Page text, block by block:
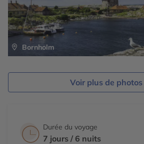
Bornholm
Voir plus de photos
Durée du voyage
7 jours / 6 nuits